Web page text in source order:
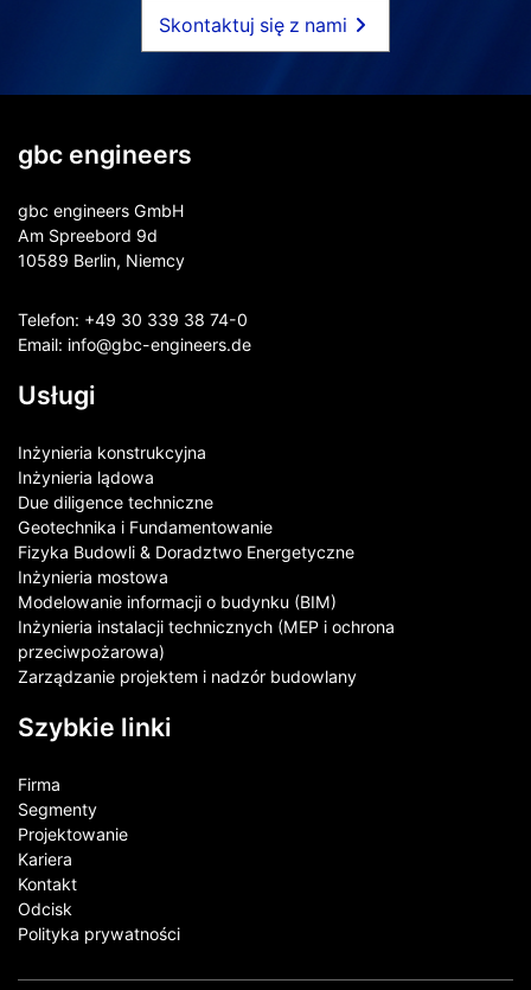
Skontaktuj się z nami
gbc engineers
gbc engineers GmbH
Am Spreebord 9d
10589 Berlin, Niemcy
Telefon: +49 30 339 38 74-0
Email: info@gbc-engineers.de
Usługi
Inżynieria konstrukcyjna
Inżynieria lądowa
Due diligence techniczne
Geotechnika i Fundamentowanie
Fizyka Budowli & Doradztwo Energetyczne
Inżynieria mostowa
Modelowanie informacji o budynku (BIM)
Inżynieria instalacji technicznych (MEP i ochrona
przeciwpożarowa)
Zarządzanie projektem i nadzór budowlany
Szybkie linki
Firma
Segmenty
Projektowanie
Kariera
Kontakt​
Odcisk
Polityka prywatności